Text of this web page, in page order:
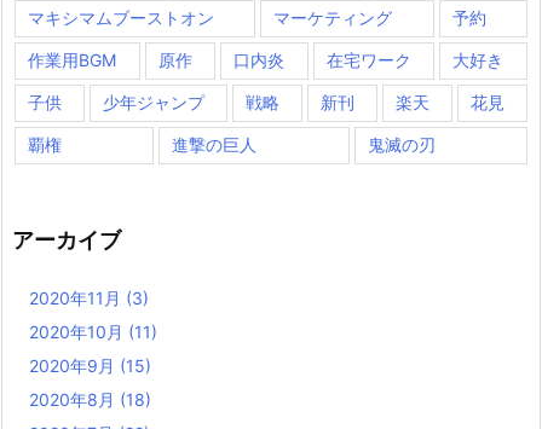
マキシマムブーストオン マーケティング 予約
作業用BGM 原作 口内炎 在宅ワーク 大好き
子供 少年ジャンプ 戦略 新刊 楽天 花見
覇権 進撃の巨人 鬼滅の刃
アーカイブ
2020年11月 (3)
2020年10月 (11)
2020年9月 (15)
2020年8月 (18)